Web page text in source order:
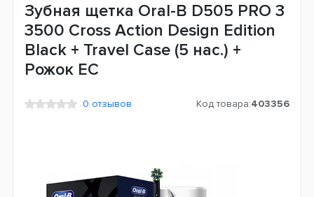
Зубная щетка Oral-B D505 PRO 3
3500 Cross Action Design Edition
Black + Travel Case (5 нас.) +
Рожок ЕС
0 отзывов Код товара:403356